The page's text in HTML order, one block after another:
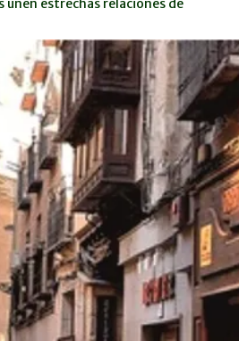
unen estrechas relaciones de